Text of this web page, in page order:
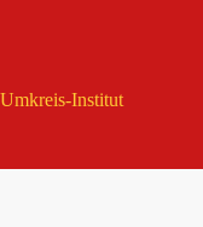
Umkreis-Institut